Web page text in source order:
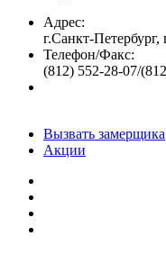
Адрес:
г.Санкт-Петербург,
Телефон/Факс:
(812) 552-28-07/
Вызвать замерщика
Акции